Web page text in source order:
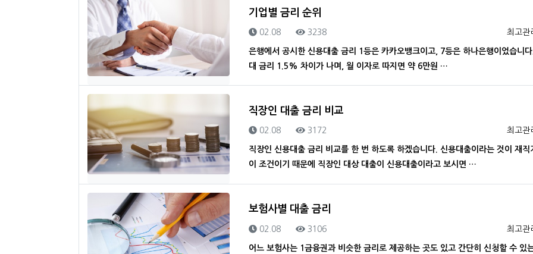
기업별 금리 순위
등록자
최고관
등록일
02.08 조회
3238
은행에서 공시한 신용대출 금리 1등은 카카오뱅크이고, 7등은 하나은행이었습니다
대 금리 1.5% 차이가 나며, 월 이자로 따지면 약 6만원 …
직장인 대출 금리 비교
등록자
최고관
등록일
02.08 조회
3172
직장인 신용대출 금리 비교를 한 번 하도록 하겠습니다. 신용대출이라는 것이 재직
이 조건이기 때문에 직장인 대상 대출이 신용대출이라고 보시면 …
보험사별 대출 금리
등록자
최고관
등록일
02.08 조회
3106
어느 보험사는 1금융권과 비슷한 금리로 제공하는 곳도 있고 간단히 신청할 수 있